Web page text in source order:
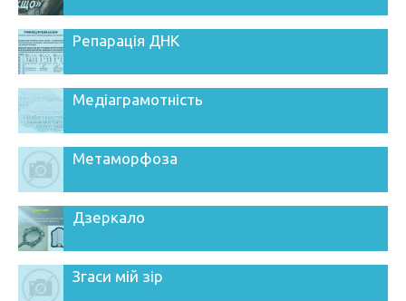
Репарація ДНК
Медіаграмотність
Метаморфоза
Дзеркало
Згаси мій зір